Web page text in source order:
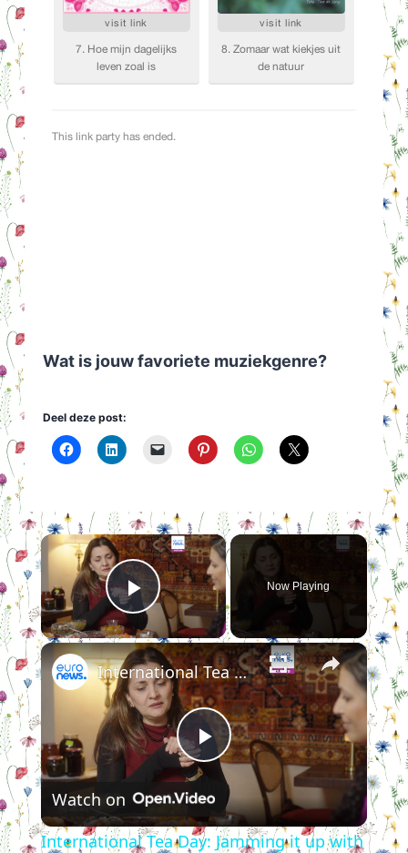
Wat is jouw favoriete muziekgenre?
Deel deze post:
×
Play Video
Now Playing
×
Play
Video
International Tea Day: Jamming it up with Azerbaijan’s enduring tea ritual
Watch on
International Tea Day: Jamming it up with